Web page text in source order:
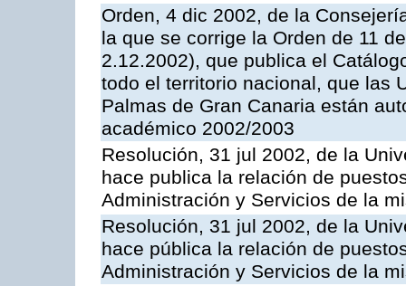
Orden, 4 dic 2002, de la
la que se corrige la Orden de 11
2.12.2002), que publica el
todo el territorio nacional, que las
Palmas de Gran Canaria están
académico 2002/2003
Resolución, 31 jul 2002, de la
hace publica la relación de
Administración y Servicios de la
Resolución, 31 jul 2002, de la
hace pública la relación de
Administración y Servicios de la